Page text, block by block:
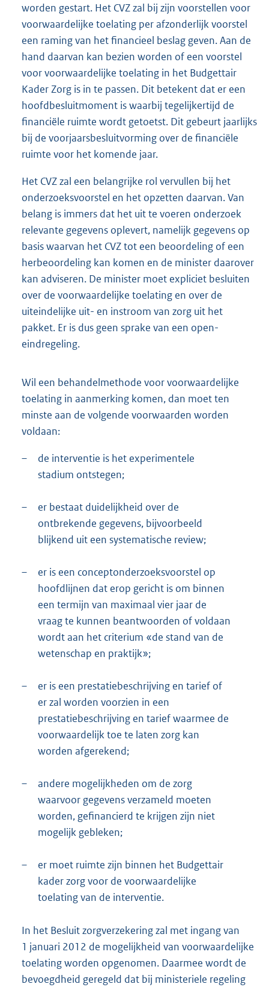
worden gestart. Het CVZ zal bij zijn voorstellen voor
voorwaardelijke toelating per afzonderlijk voorstel
een raming van het financieel beslag geven. Aan de
hand daarvan kan bezien worden of een voorstel
voor voorwaardelijke toelating in het Budgettair
Kader Zorg is in te passen. Dit betekent dat er een
hoofdbesluitmoment is waarbij tegelijkertijd de
financiële ruimte wordt getoetst. Dit gebeurt jaarlijks
bij de voorjaarsbesluitvorming over de financiële
ruimte voor het komende jaar.
Het CVZ zal een belangrijke rol vervullen bij het
onderzoeksvoorstel en het opzetten daarvan. Van
belang is immers dat het uit te voeren onderzoek
relevante gegevens oplevert, namelijk gegevens op
basis waarvan het CVZ tot een beoordeling of een
herbeoordeling kan komen en de minister daarover
kan adviseren. De minister moet expliciet besluiten
over de voorwaardelijke toelating en over de
uiteindelijke uit- en instroom van zorg uit het
pakket. Er is dus geen sprake van een open-
eindregeling.
Wil een behandelmethode voor voorwaardelijke
toelating in aanmerking komen, dan moet ten
minste aan de volgende voorwaarden worden
voldaan:
–
de interventie is het experimentele
stadium ontstegen;
–
er bestaat duidelijkheid over de
ontbrekende gegevens, bijvoorbeeld
blijkend uit een systematische review;
–
er is een conceptonderzoeksvoorstel op
hoofdlijnen dat erop gericht is om binnen
een termijn van maximaal vier jaar de
vraag te kunnen beantwoorden of voldaan
wordt aan het criterium «de stand van de
wetenschap en praktijk»;
–
er is een prestatiebeschrijving en tarief of
er zal worden voorzien in een
prestatiebeschrijving en tarief waarmee de
voorwaardelijk toe te laten zorg kan
worden afgerekend;
–
andere mogelijkheden om de zorg
waarvoor gegevens verzameld moeten
worden, gefinancierd te krijgen zijn niet
mogelijk gebleken;
–
er moet ruimte zijn binnen het Budgettair
kader zorg voor de voorwaardelijke
toelating van de interventie.
In het Besluit zorgverzekering zal met ingang van
1 januari 2012 de mogelijkheid van voorwaardelijke
toelating worden opgenomen. Daarmee wordt de
bevoegdheid geregeld dat bij ministeriele regeling